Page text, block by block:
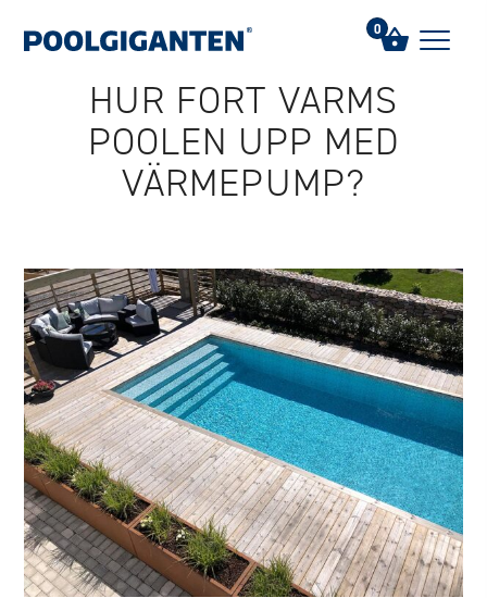
Hur fort värms poolen upp med värmepump?
HUR FORT VÄRMS
POOLEN UPP MED
VÄRMEPUMP?
0